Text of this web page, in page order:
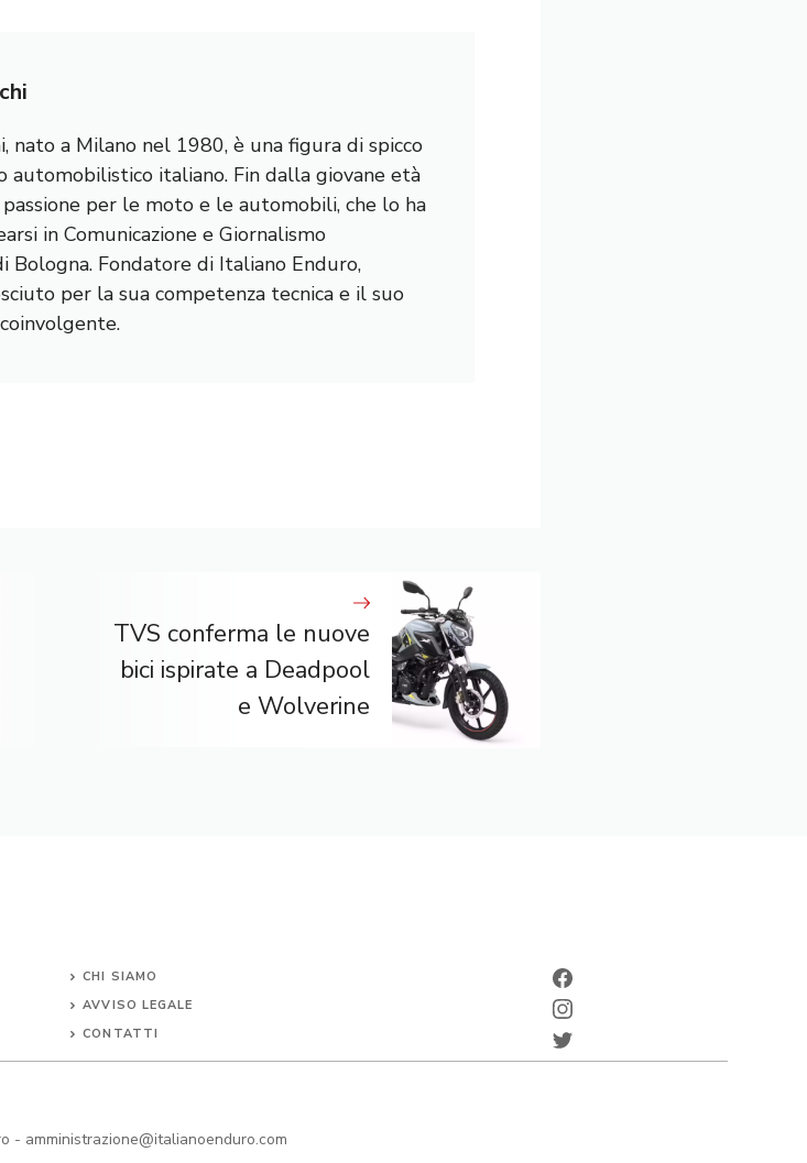
nato a Milano nel 1980, è una figura di spicco
automobilistico italiano. Fin dalla giovane età
per le moto e le automobili, che lo ha
in Comunicazione e Giornalismo
Bologna. Fondatore di Italiano Enduro,
per la sua competenza tecnica e il suo
TVS conferma le nuove
bici ispirate a Deadpool
e Wolverine
CHI SIAMO
AVVISO LEGALE
CONTATTI
- amministrazione@italianoenduro.com